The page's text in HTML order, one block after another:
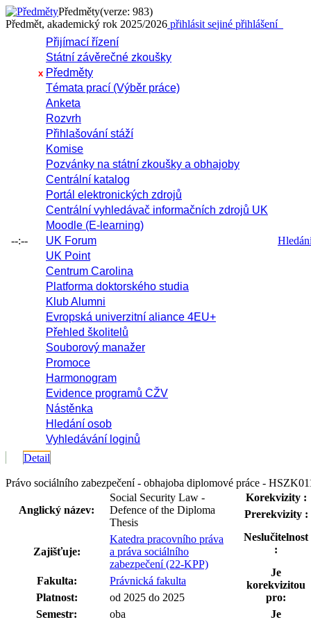
Předměty(verze: 983)
Předmět, akademický rok 2025/2026 přihlásit sejiné přihlášení
--:--
Přijímací řízení
Státní závěrečné zkoušky
x Předměty
Témata prací (Výběr práce)
Anketa
Rozvrh
Přihlašování stáží
Komise
Pozvánky na státní zkoušky a obhajoby
Centrální katalog
Portál elektronických zdrojů
Centrální vyhledávač informačních zdrojů UK
Moodle (E-learning)
UK Forum
UK Point
Centrum Carolina
Platforma doktorského studia
Klub Alumni
Evropská univerzitní aliance 4EU+
Přehled školitelů
Souborový manažer
Promoce
Harmonogram
Evidence programů CŽV
Nástěnka
Hledání osob
Vyhledávání loginů
Detail
Právo sociálního zabezpečení - obhajoba diplomové práce -
Anglický název:
Social Security Law -
Defence of the Diploma
Thesis
Zajišťuje:
Katedra pracovního práva
a práva sociálního
zabezpečení (22-KPP)
Fakulta:
Právnická fakulta
Platnost:
od 2025 do 2025
Semestr:
oba
Korekvizity :
Prerekvizity :
Neslučitelnost
:
Je
korekvizitou
pro:
Je